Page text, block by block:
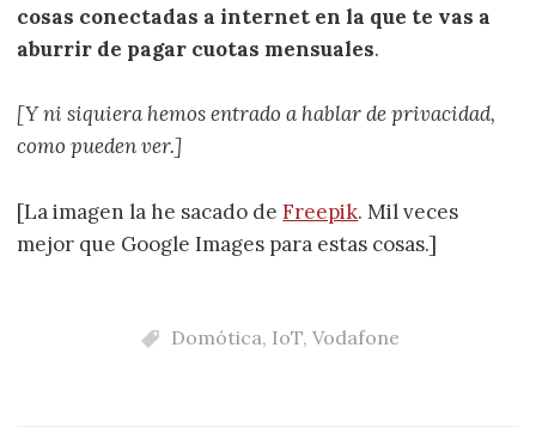
cosas conectadas a internet en la que te vas a
aburrir de pagar cuotas mensuales.
[Y ni siquiera hemos entrado a hablar de privacidad,
como pueden ver.]
[La imagen la he sacado deFreepik. Mil veces
mejor que Google Images para estas cosas.]
Domótica, IoT, Vodafone